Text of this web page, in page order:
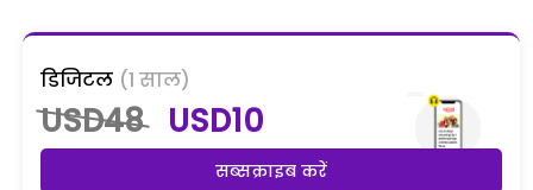
डिजिटल (1 साल)
USD48 USD10
सब्सक्राइब करें